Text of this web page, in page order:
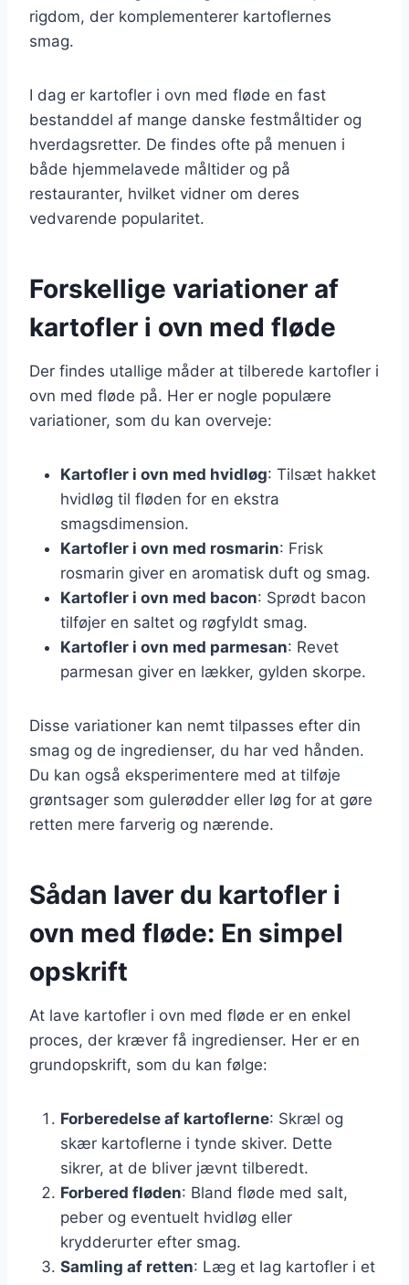
rigdom, der komplementerer kartoflernes
smag.
I dag er kartofler i ovn med fløde en fast
bestanddel af mange danske festmåltider og
hverdagsretter. De findes ofte på menuen i
både hjemmelavede måltider og på
restauranter, hvilket vidner om deres
vedvarende popularitet.
Forskellige variationer af
kartofler i ovn med fløde
Der findes utallige måder at tilberede kartofler i
ovn med fløde på. Her er nogle populære
variationer, som du kan overveje:
Kartofler i ovn med hvidløg: Tilsæt hakket
hvidløg til fløden for en ekstra
smagsdimension.
Kartofler i ovn med rosmarin: Frisk
rosmarin giver en aromatisk duft og smag.
Kartofler i ovn med bacon: Sprødt bacon
tilføjer en saltet og røgfyldt smag.
Kartofler i ovn med parmesan: Revet
parmesan giver en lækker, gylden skorpe.
Disse variationer kan nemt tilpasses efter din
smag og de ingredienser, du har ved hånden.
Du kan også eksperimentere med at tilføje
grøntsager som gulerødder eller løg for at gøre
retten mere farverig og nærende.
Sådan laver du kartofler i
ovn med fløde: En simpel
opskrift
At lave kartofler i ovn med fløde er en enkel
proces, der kræver få ingredienser. Her er en
grundopskrift, som du kan følge:
Forberedelse af kartoflerne: Skræl og
skær kartoflerne i tynde skiver. Dette
sikrer, at de bliver jævnt tilberedt.
Forbered fløden: Bland fløde med salt,
peber og eventuelt hvidløg eller
krydderurter efter smag.
Samling af retten: Læg et lag kartofler i et